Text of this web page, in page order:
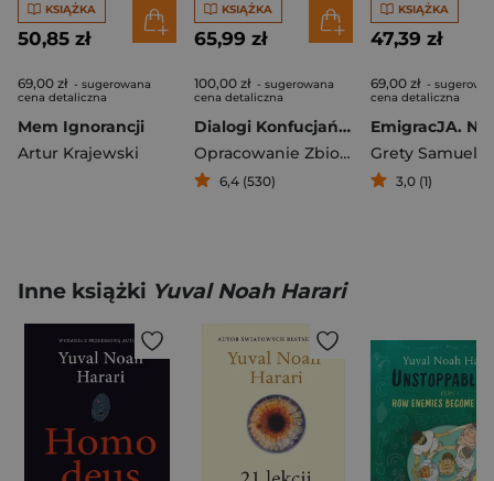
KSIĄŻKA
50,85 zł
69,00 zł - sugerowana
cena detaliczna
Mem Ignorancji
Artur Krajewski
KSIĄŻKA
65,99 zł
100,00 zł - sugerowana
cena detaliczna
Dialogi Konfucjańskie
Opracowanie Zbiorowe
6,4 (530)
KSIĄŻKA
47,39 zł
69,00 zł -
cena detaliczna
Grety Samuel
3,0 (1)
Inne książki Yuval Noah Harari